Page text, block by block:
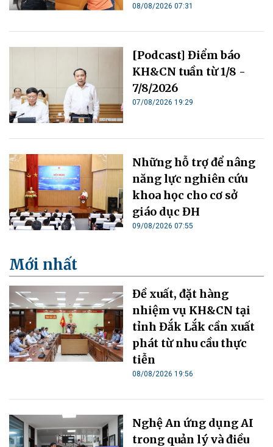
08/08/2026 07:31
[Podcast] Điểm báo
KH&CN tuần từ 1/8 -
7/8/2026
07/08/2026 19:29
Những hỗ trợ để nâng
năng lực nghiên cứu
khoa học cho cơ sở
giáo dục ĐH
09/08/2026 07:55
Mới nhất
Đề xuất, đặt hàng
nhiệm vụ KH&CN tại
tỉnh Đắk Lắk cần xuất
phát từ nhu cầu thực
tiễn
08/08/2026 19:56
Nghệ An ứng dụng AI
trong quản lý và điều